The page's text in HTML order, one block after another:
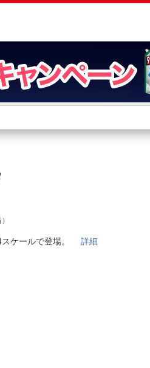
店舗サ
ネット取り
4スケールで登場。詳細